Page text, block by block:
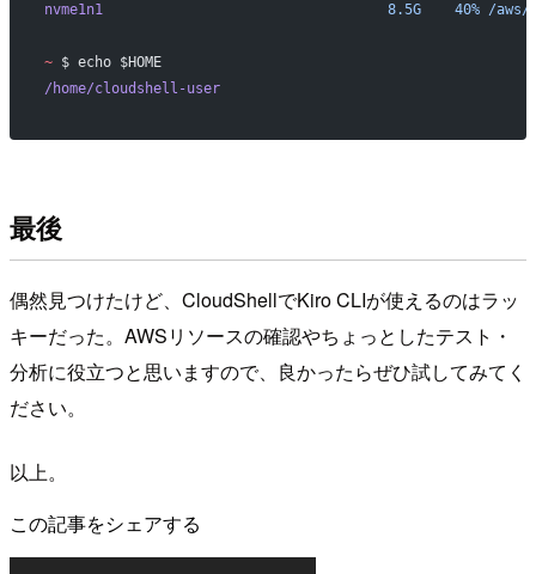
nvme1n1
                                  8.5G
    40%
/aws/
~ $ echo $HOME
/home/cloudshell-user
最後
偶然見つけたけど、CloudShellでKiro CLIが使えるのはラッ
キーだった。AWSリソースの確認やちょっとしたテスト・
分析に役立つと思いますので、良かったらぜひ試してみてく
ださい。
以上。
この記事をシェアする